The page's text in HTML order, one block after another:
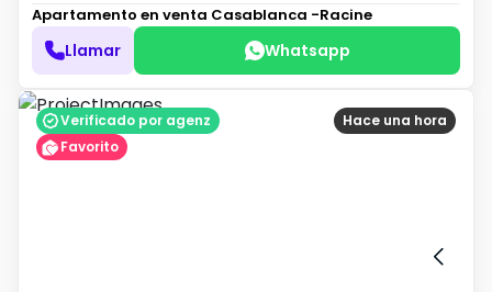
Apartamento en venta Casablanca -Racine
Llamar Whatsapp
Hace una hora
Verificado por agenz
Favorito